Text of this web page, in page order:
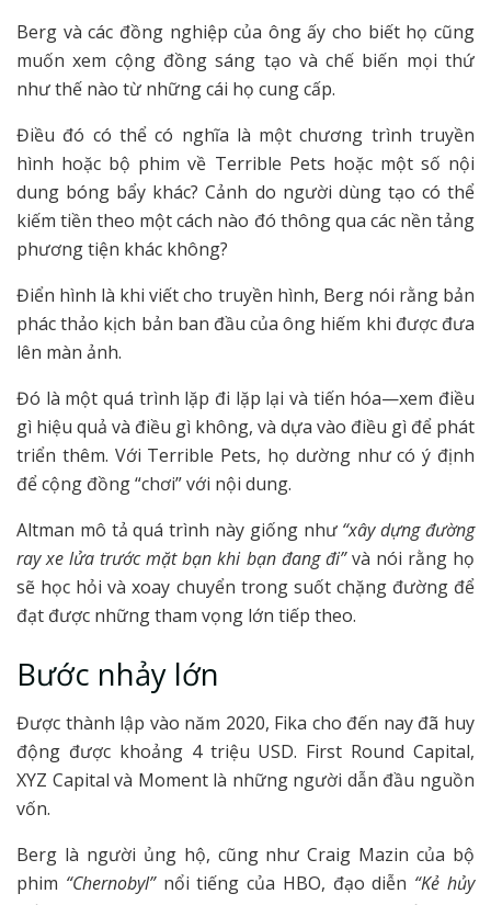
Berg và các đồng nghiệp của ông ấy cho biết họ cũng
muốn xem cộng đồng sáng tạo và chế biến mọi thứ
như thế nào từ những cái họ cung cấp.
Điều đó có thể có nghĩa là một chương trình truyền
hình hoặc bộ phim về Terrible Pets hoặc một số nội
dung bóng bẩy khác? Cảnh do người dùng tạo có thể
kiếm tiền theo một cách nào đó thông qua các nền tảng
phương tiện khác không?
Điển hình là khi viết cho truyền hình, Berg nói rằng bản
phác thảo kịch bản ban đầu của ông hiếm khi được đưa
lên màn ảnh.
Đó là một quá trình lặp đi lặp lại và tiến hóa—xem điều
gì hiệu quả và điều gì không, và dựa vào điều gì để phát
triển thêm. Với Terrible Pets, họ dường như có ý định
để cộng đồng “chơi” với nội dung.
Altman mô tả quá trình này giống như “xây dựng đường
ray xe lửa trước mặt bạn khi bạn đang đi”và nói rằng họ
sẽ học hỏi và xoay chuyển trong suốt chặng đường để
đạt được những tham vọng lớn tiếp theo.
Bước nhảy lớn
Được thành lập vào năm 2020, Fika cho đến nay đã huy
động được khoảng 4 triệu USD. First Round Capital,
XYZ Capital và Moment là những người dẫn đầu nguồn
vốn.
Berg là người ủng hộ, cũng như Craig Mazin của bộ
phim “Chernobyl” nổi tiếng của HBO, đạo diễn “Kẻ hủy